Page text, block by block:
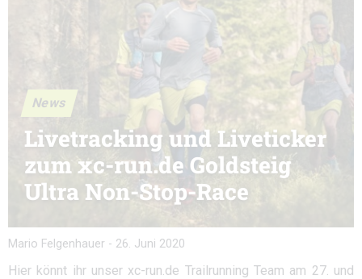
News
Livetracking und Liveticker
zum xc-run.de Goldsteig
Ultra Non-Stop-Race
Mario Felgenhauer - 26. Juni 2020
Hier könnt ihr unser xc-run.de Trailrunning Team am 27. und